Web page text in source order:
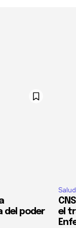
del poder
Salud
el